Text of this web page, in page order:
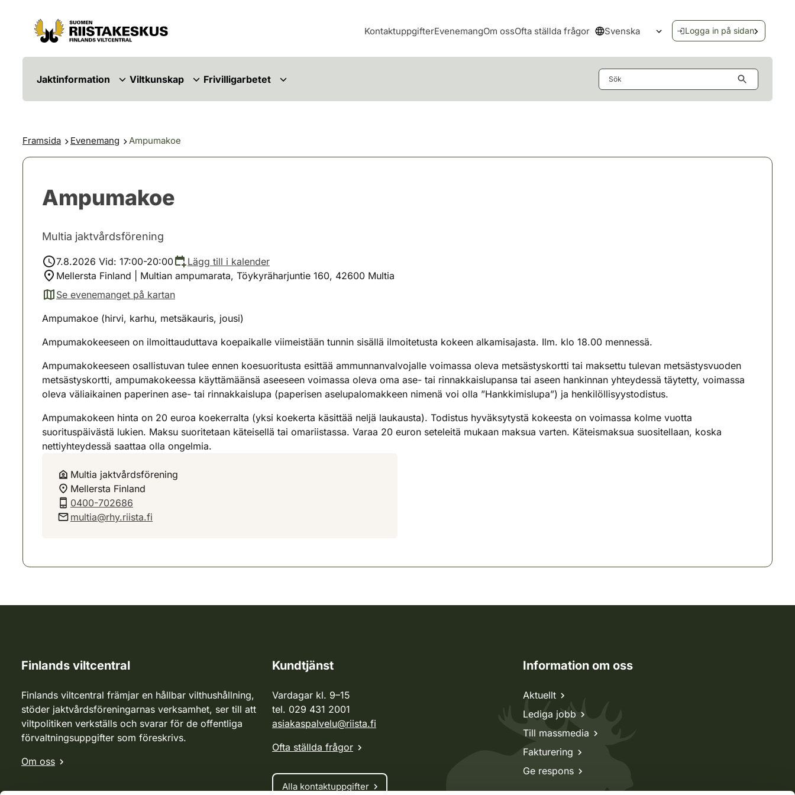
Hoppa till innehåll
Gå till webbplatskartan
KontaktuppgifterEvenemangOm ossOfta ställda frågor Svenska
Öppna språkmenyn
Logga in på sidan
Jaktinformation Viltkunskap Frivilligarbetet
Framsida Evenemang Ampumakoe
Ampumakoe
Multia jaktvårdsförening
7.8.2026 Vid: 17:00-20:00
Lägg till i kalender
Mellersta Finland | Multian ampumarata, Töykyräharjuntie 160, 42600 Multia
Se evenemanget på kartan
(avautuu uuteen välilehteen)
Ampumakoe (hirvi, karhu, metsäkauris, jousi)
Ampumakokeeseen on ilmoittauduttava koepaikalle viimeistään tunnin sisällä ilmoitetusta kokeen alkamisajasta. Ilm. klo 18.00 mennessä.
Ampumakokeeseen osallistuvan tulee ennen koesuoritusta esittää ammunnanvalvojalle voimassa oleva metsästyskortti tai maksettu tulevan metsästysvuoden
metsästyskortti, ampumakokeessa käyttämäänsä aseeseen voimassa oleva oma ase- tai rinnakkaislupansa tai aseen hankinnan yhteydessä täytetty, voimassa
oleva väliaikainen paperinen ase- tai rinnakkaislupa (paperisen aselupalomakkeen nimenä voi olla ”Hankkimislupa”) ja henkilöllisyystodistus.
Ampumakokeen hinta on 20 euroa koekerralta (yksi koekerta käsittää neljä laukausta). Todistus hyväksytystä kokeesta on voimassa kolme vuotta
suorituspäivästä lukien. Maksu suoritetaan käteisellä tai omariistassa. Varaa 20 euron seteleitä mukaan maksua varten. Käteismaksua suositellaan, koska
nettiyhteydessä saattaa olla ongelmia.
Multia jaktvårdsförening
Mellersta Finland
0400-702686
multia@rhy.riista.fi
Finlands viltcentral
Finlands viltcentral främjar en hållbar vilthushållning,
stöder jaktvårdsföreningarnas verksamhet, ser till att
viltpolitiken verkställs och svarar för de offentliga
förvaltningsuppgifter som föreskrivs.
Om oss
Kundtjänst
Vardagar kl. 9–15
tel. 029 431 2001
asiakaspalvelu@riista.fi
Ofta ställda frågor
Alla kontaktuppgifter
Information om oss
Aktuellt
Lediga jobb
Till massmedia
Fakturering
Ge respons